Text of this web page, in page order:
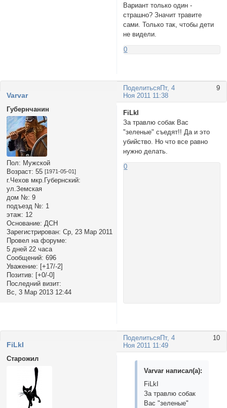
Вариант только один -
страшно? Значит травите
сами. Только так, чтобы дети
не видели.
0
Поделиться 9
Пт, 4
Ноя 2011 11:38
Varvar
Губернчанин
Пол: Мужской
Возраст: 55 [1971-05-01]
г.Чехов мкр.Губернский:
ул.Земская
дом №: 9
подъезд №: 1
этаж: 12
Основание: ДСН
Зарегистрирован: Ср, 23 Мар 2011
Провел на форуме:
5 дней 22 часа
Сообщений: 696
Уважение: [+17/-2]
Позитив: [+0/-0]
Последний визит:
Вс, 3 Мар 2013 12:44
FiLkI
За травлю собак Вас
"зеленые" съедят!! Да и это
убийство. Но что все равно
нужно делать.
0
Поделиться 10
Пт, 4
Ноя 2011 11:49
FiLkI
Старожил
Varvar написал(а):
FiLkI
За травлю собак
Вас "зеленые"